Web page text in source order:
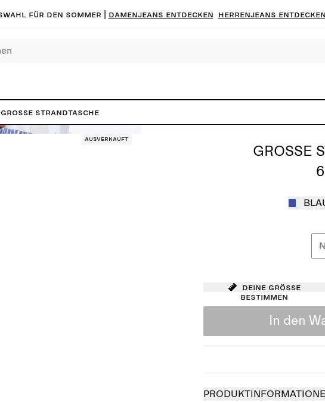
für den Sommer | Damenjeans entdecken Herrenjeans entdecken
Große Strandtasche
Ausverkauft
GROSSE
Deine Größe
bestimmen
In den